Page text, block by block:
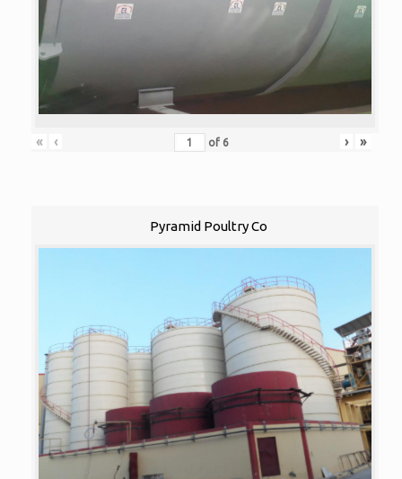
« ‹ of 6 › »
Pyramid Poultry Co